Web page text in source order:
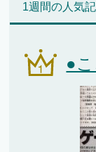
1週間の人気
●